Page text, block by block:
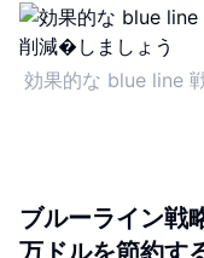
効果的な blue line
ブルーライン戦
万ドルを節約す